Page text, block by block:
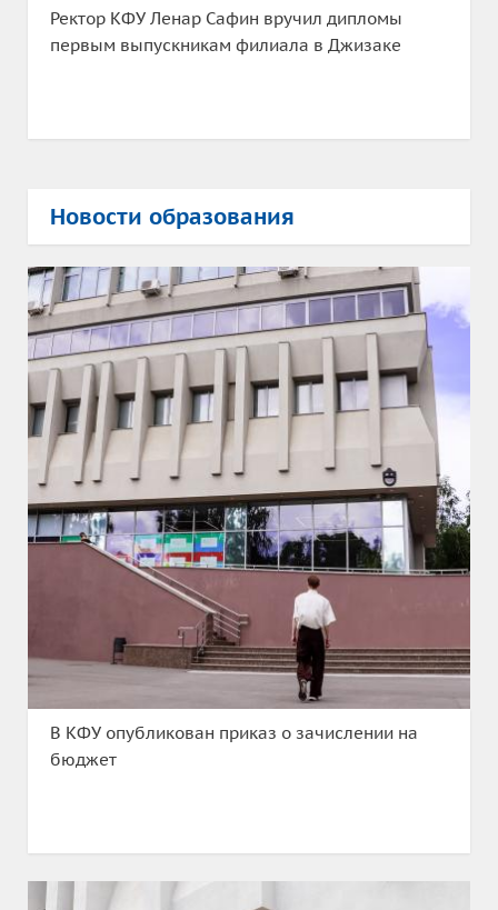
Ректор КФУ Ленар Сафин вручил дипломы
первым выпускникам филиала в Джизаке
Новости образования
В КФУ опубликован приказ о зачислении на
бюджет